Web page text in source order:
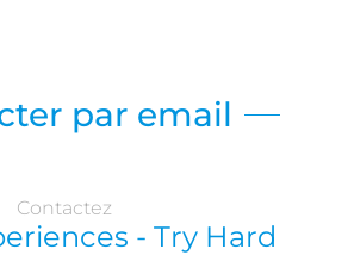
par email
Contactez
- Try Hard